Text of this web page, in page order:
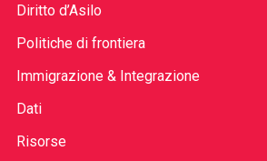
Diritto d’Asilo
Politiche di frontiera
Immigrazione & Integrazione
Dati
Risorse